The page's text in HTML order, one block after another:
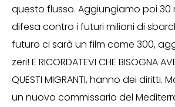
questo flusso. Aggiungiamo poi 30
difesa contro i futuri milioni di
futuro ci sarà un film come 300,
zeri! E RICORDATEVI CHE BISOGNA
QUESTI MIGRANTI, hanno dei diritti.
un nuovo commissario del